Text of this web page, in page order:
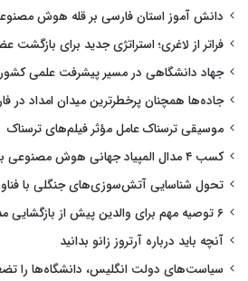
دانش آموز استان فارسی بر قله هوش
فراتر از لاغری؛ استراتژی جدید برای بازگشت
جهاد دانشگاهی در مسیر پیشرفت علمی
جاده‌ها همچنان پرخطرترین میدان امداد در
موسیقی ترسناک عامل مؤثر فیلم‌های ترسناک
کسب ۴ مدال المپیاد جهانی هوش مصنوعی برای ایران
تحول شناسایی آتش‌سوزی‌های جنگلی با
۶ توصیه مهم برای والدین پیش از بازگشایی مدارس
آنچه باید درباره آرتروز زانو بدانید
سیاست‌های دولت انگلیس، دانشگاه‌ها را